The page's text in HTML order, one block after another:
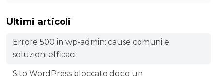
Ultimi articoli
Errore 500 in wp-admin: cause comuni e
soluzioni efficaci
Sito WordPress bloccato dopo un